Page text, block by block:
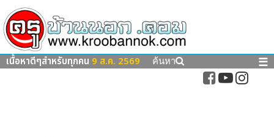
เนื้อหาดีๆสำหรับทุกคน 9 ส.ค. 2569 ค้นหา ☰